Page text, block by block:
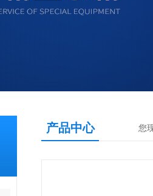
产品中心 您